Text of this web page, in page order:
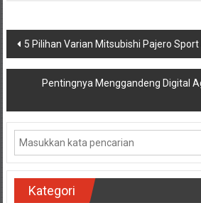
Navigasi
pos
5 Pilihan Varian Mitsubishi Pajero
Pentingnya Menggandeng Digital
Kategori